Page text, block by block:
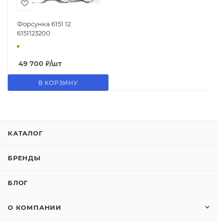
Форсунка 6151 12
6151123200
49 700 ₽/шт
В КОРЗИНУ
КАТАЛОГ
БРЕНДЫ
БЛОГ
О КОМПАНИИ